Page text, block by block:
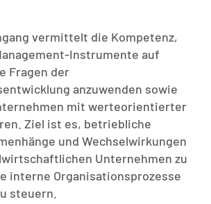
vermittelt die Kompetenz,
Instrumente auf
Fragen der
anzuwenden sowie
mit werteorientierter
Ziel ist es, betriebliche
und Wechselwirkungen
Unternehmen zu
interne Organisationsprozesse
steuern.